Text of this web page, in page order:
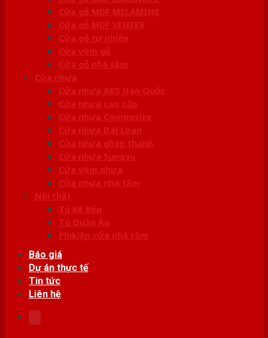
Cửa gỗ MDF MELAMINE
Cửa gỗ MDF VENEER
Cửa gỗ tự nhiên
Cửa vòm gỗ
Cửa gỗ nhà tắm
Cửa nhựa
Cửa nhựa ABS Hàn Quốc
Cửa nhựa cao cấp
Cửa nhựa Composite
Cửa nhựa Đài Loan
Cửa nhựa ghép thanh
Cửa nhựa Sungyu
Cửa vòm nhựa
Cửa nhựa nhà tắm
Nội thất
Tủ Kệ Bếp
Tủ Quần Áo
Phụ kiện cửa nhà tắm
Báo giá
Dự án thực tế
Tin tức
Liên hệ